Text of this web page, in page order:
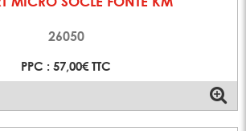
26050
PPC : 57,00€ TTC